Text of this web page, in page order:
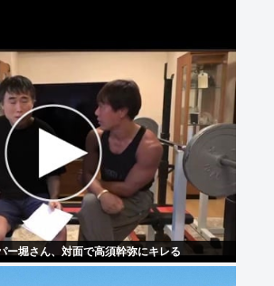
ー堀さん、対面で高須幹弥にキレる